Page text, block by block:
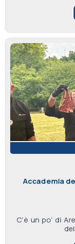
Accademia
C’è un po’ di